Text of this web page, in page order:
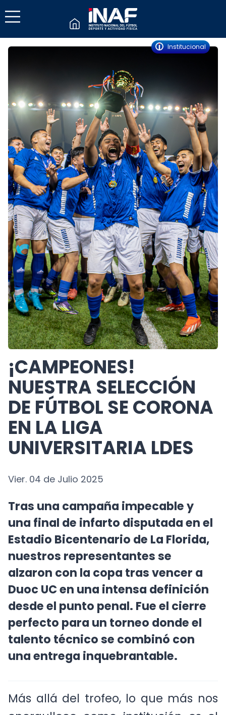
Institucional
¡CAMPEONES!
NUESTRA SELECCIÓN
DE FÚTBOL SE CORONA
EN LA LIGA
UNIVERSITARIA LDES
Vier. 04 de Julio 2025
Tras una campaña impecable y
una final de infarto disputada en el
Estadio Bicentenario de La Florida,
nuestros representantes se
alzaron con la copa tras vencer a
Duoc UC en una intensa definición
desde el punto penal. Fue el cierre
perfecto para un torneo donde el
talento técnico se combinó con
una entrega inquebrantable.
Más allá del trofeo, lo que más nos